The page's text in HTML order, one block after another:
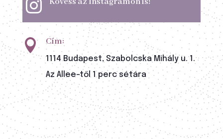

 Cím:
1114 Budapest, Szabolcska Mihály u. 1.
Az Allee-től 1 perc sétára